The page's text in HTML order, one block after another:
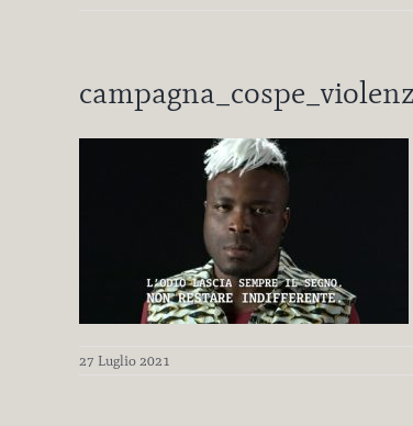
27 Luglio 2021